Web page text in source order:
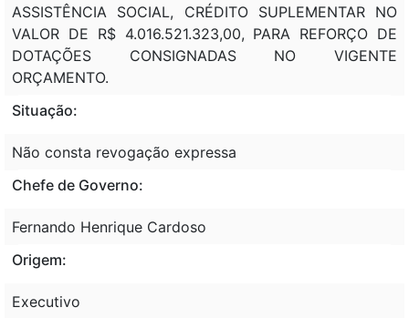
ASSISTÊNCIA SOCIAL, CRÉDITO SUPLEMENTAR NO
VALOR DE R$ 4.016.521.323,00, PARA REFORÇO DE
DOTAÇÕES CONSIGNADAS NO VIGENTE
ORÇAMENTO.
Situação:
Não consta revogação expressa
Chefe de Governo:
Fernando Henrique Cardoso
Origem:
Executivo